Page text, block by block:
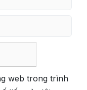
web trong trình